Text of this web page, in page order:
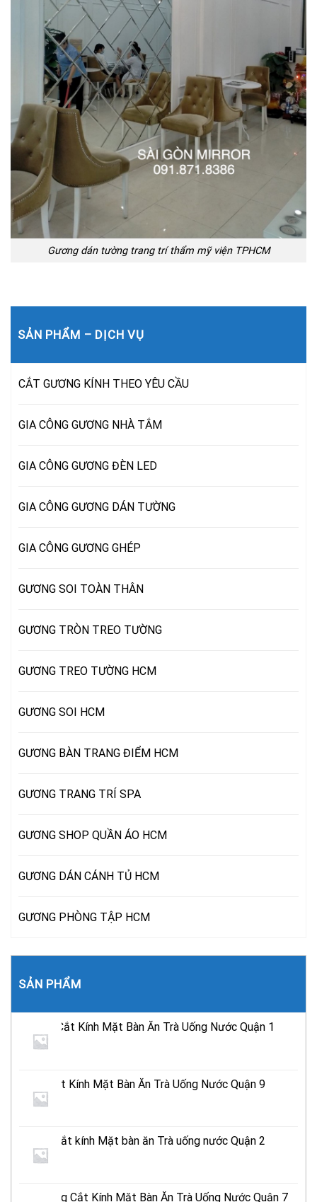
Gương dán tường trang trí thẩm mỹ viện TPHCM
SẢN PHẨM – DỊCH VỤ
CẮT GƯƠNG KÍNH THEO YÊU CẦU
GIA CÔNG GƯƠNG NHÀ TẮM
GIA CÔNG GƯƠNG ĐÈN LED
GIA CÔNG GƯƠNG DÁN TƯỜNG
GIA CÔNG GƯƠNG GHÉP
GƯƠNG SOI TOÀN THÂN
GƯƠNG TRÒN TREO TƯỜNG
GƯƠNG TREO TƯỜNG HCM
GƯƠNG SOI HCM
GƯƠNG BÀN TRANG ĐIỂM HCM
GƯƠNG TRANG TRÍ SPA
GƯƠNG SHOP QUẦN ÁO HCM
GƯƠNG DÁN CÁNH TỦ HCM
GƯƠNG PHÒNG TẬP HCM
SẢN PHẨM
Địa Chỉ Cắt Kính Mặt Bàn Ăn Trà Uống Nước Quận 1
TPHCM
Tiệm Cắt Kính Mặt Bàn Ăn Trà Uống Nước Quận 9
TPHCM
Địa chỉ cắt kính Mặt bàn ăn Trà uống nước Quận 2
Tphcm
Cửa Hàng Cắt Kính Mặt Bàn Ăn Trà Uống Nước Quận 7